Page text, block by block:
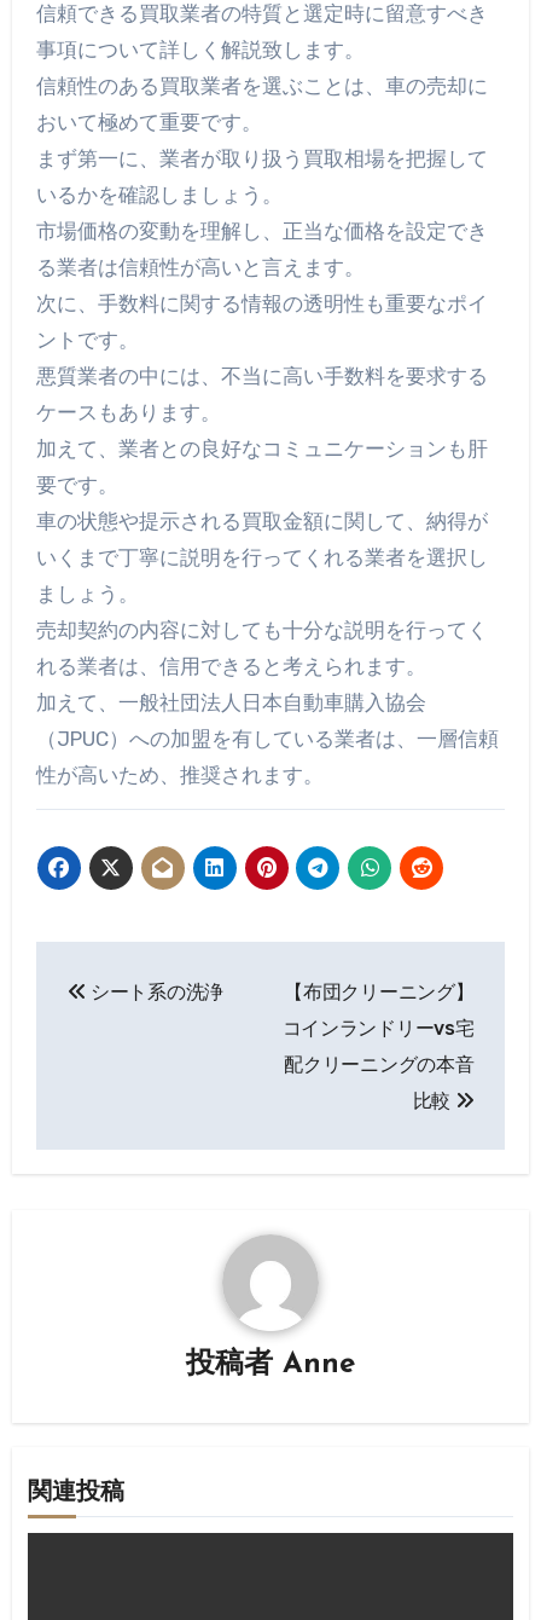
信頼できる買取業者の特質と選定時に留意すべき
事項について詳しく解説致します。
信頼性のある買取業者を選ぶことは、車の売却に
おいて極めて重要です。
まず第一に、業者が取り扱う買取相場を把握して
いるかを確認しましょう。
市場価格の変動を理解し、正当な価格を設定でき
る業者は信頼性が高いと言えます。
次に、手数料に関する情報の透明性も重要なポイ
ントです。
悪質業者の中には、不当に高い手数料を要求する
ケースもあります。
加えて、業者との良好なコミュニケーションも肝
要です。
車の状態や提示される買取金額に関して、納得が
いくまで丁寧に説明を行ってくれる業者を選択し
ましょう。
売却契約の内容に対しても十分な説明を行ってく
れる業者は、信用できると考えられます。
加えて、一般社団法人日本自動車購入協会
（JPUC）への加盟を有している業者は、一層信頼
性が高いため、推奨されます。
ゲ
シート系の洗浄
【布団クリーニング】
コインランドリーvs宅
配クリーニングの本音
比較
投稿者 Anne
関連投稿